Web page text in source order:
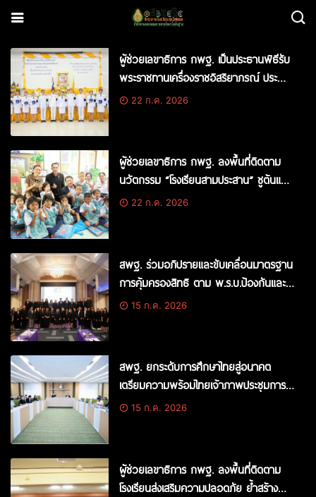
ผู้ช่วยเลขาธิการ กพฐ. เป็นประธานพิธีรับ
พระราชทานเครื่องราชอิสริยาภรณ์ ประจำปี
2568 พร้อมให้กำลังใจครูและบุคลากร
22 ก.ค. 2026
ผู้ช่วยเลขาธิการ กพฐ. ลงพื้นที่ติดตาม
นวัตกรรม “โรงเรียนสามประสาน” ชูต้นแบบ
บริหารจัดการโรงเรียนขนาดเล็ก ยกระดับ
22 ก.ค. 2026
สพฐ. ร่วมอภิปรายและขับเคลื่อนมาตรฐาน
การคุ้มครองสิทธิ ตาม พ.ร.บ.ป้องกันและ
ปราบปรามการทรมานและการกระทำให้
15 ก.ค. 2026
สพฐ. ยกระดับการศึกษาไทยสู่อนาคต
เตรียมความพร้อมไทยเจ้าภาพประชุมการ
ศึกษาโลก 2027 พร้อมหนุนวิทยาศาสตร์
15 ก.ค. 2026
ผู้ช่วยเลขาธิการ กพฐ. ลงพื้นที่ติดตาม
โรงเรียนส่งเสริมความปลอดภัย ย้ำสร้าง